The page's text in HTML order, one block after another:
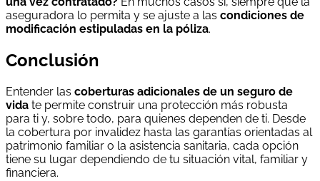
aseguradora lo permita y se ajuste a las condiciones de
modificación estipuladas en la póliza.
Conclusión
Entender las coberturas adicionales de un seguro de
vida te permite construir una protección más robusta
para ti y, sobre todo, para quienes dependen de ti. Desde
la cobertura por invalidez hasta las garantías orientadas al
patrimonio familiar o la asistencia sanitaria, cada opción
tiene su lugar dependiendo de tu situación vital, familiar y
financiera.